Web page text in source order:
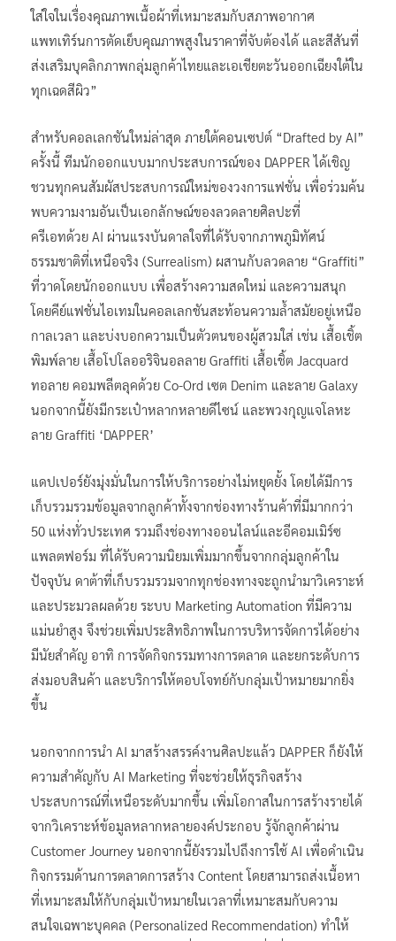
ใส่ใจในเรื่องคุณภาพเนื้อผ้าที่เหมาะสมกับสภาพอากาศ
แพทเทิร์นการตัดเย็บคุณภาพสูงในราคาที่จับต้องได้ และสีสันที่
ส่งเสริมบุคลิกภาพกลุ่มลูกค้าไทยและเอเชียตะวันออกเฉียงใต้ใน
ทุกเฉดสีผิว”
สำหรับคอลเลกชันใหม่ล่าสุด ภายใต้คอนเซปต์ “Drafted by AI”
ครั้งนี้ ทีมนักออกแบบมากประสบการณ์ของ DAPPER ได้เชิญ
ชวนทุกคนสัมผัสประสบการณ์ใหม่ของวงการแฟชั่น เพื่อร่วมค้น
พบความงามอันเป็นเอกลักษณ์ของลวดลายศิลปะที่
ครีเอทด้วย AI ผ่านแรงบันดาลใจที่ได้รับจากภาพภูมิทัศน์
ธรรมชาติที่เหนือจริง (Surrealism) ผสานกับลวดลาย “Graffiti”
ที่วาดโดยนักออกแบบ เพื่อสร้างความสดใหม่ และความสนุก
โดยคีย์แฟชั่นไอเทมในคอลเลกชันสะท้อนความล้ำสมัยอยู่เหนือ
กาลเวลา และบ่งบอกความเป็นตัวตนของผู้สวมใส่ เช่น เสื้อเชิ้ต
พิมพ์ลาย เสื้อโปโลออริจินอลลาย Graffiti เสื้อเชิ้ต Jacquard
ทอลาย คอมพลีตลุคด้วย Co-Ord เซต Denim และลาย Galaxy
นอกจากนี้ยังมีกระเป๋าหลากหลายดีไซน์ และพวงกุญแจโลหะ
ลาย Graffiti ‘DAPPER’
แดปเปอร์ยังมุ่งมั่นในการให้บริการอย่างไม่หยุดยั้ง โดยได้มีการ
เก็บรวมรวมข้อมูลจากลูกค้าทั้งจากช่องทางร้านค้าที่มีมากกว่า
50 แห่งทั่วประเทศ รวมถึงช่องทางออนไลน์และอีคอมเมิร์ซ
แพลตฟอร์ม ที่ได้รับความนิยมเพิ่มมากขึ้นจากกลุ่มลูกค้าใน
ปัจจุบัน ดาต้าที่เก็บรวมรวมจากทุกช่องทางจะถูกนำมาวิเคราะห์
และประมวลผลด้วย ระบบ Marketing Automation ที่มีความ
แม่นยำสูง จึงช่วยเพิ่มประสิทธิภาพในการบริหารจัดการได้อย่าง
มีนัยสำคัญ อาทิ การจัดกิจกรรมทางการตลาด และยกระดับการ
ส่งมอบสินค้า และบริการให้ตอบโจทย์กับกลุ่มเป้าหมายมากยิ่ง
ขึ้น
นอกจากการนำ AI มาสร้างสรรค์งานศิลปะแล้ว DAPPER ก็ยังให้
ความสำคัญกับ AI Marketing ที่จะช่วยให้ธุรกิจสร้าง
ประสบการณ์ที่เหนือระดับมากขึ้น เพิ่มโอกาสในการสร้างรายได้
จากวิเคราะห์ข้อมูลหลากหลายองค์ประกอบ รู้จักลูกค้าผ่าน
Customer Journey นอกจากนี้ยังรวมไปถึงการใช้ AI เพื่อดำเนิน
กิจกรรมด้านการตลาดการสร้าง Content โดยสามารถส่งเนื้อหา
ที่เหมาะสมให้กับกลุ่มเป้าหมายในเวลาที่เหมาะสมกับความ
สนใจเฉพาะบุคคล (Personalized Recommendation) ทำให้